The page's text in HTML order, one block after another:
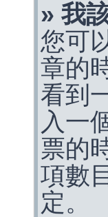
» 我
您可
章的
看到
入一
票的
項數
定。